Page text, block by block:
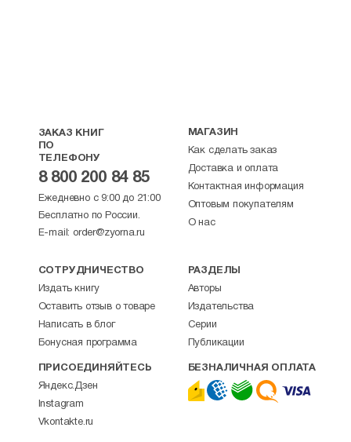
ЗАКАЗ КНИГ
ПО
ТЕЛЕФОНУ
8 800 200 84 85
Ежедневно с 9:00 до 21:00
Бесплатно по России.
E-mail: order@zyorna.ru
МАГАЗИН
Как сделать заказ
Доставка и оплата
Контактная информация
Оптовым покупателям
О нас
СОТРУДНИЧЕСТВО
Издать книгу
Оставить отзыв о товаре
Написать в блог
Бонусная программа
РАЗДЕЛЫ
Авторы
Издательства
Серии
Публикации
ПРИСОЕДИНЯЙТЕСЬ
Яндекс.Дзен
Instagram
Vkontakte.ru
БЕЗНАЛИЧНАЯ ОПЛАТА